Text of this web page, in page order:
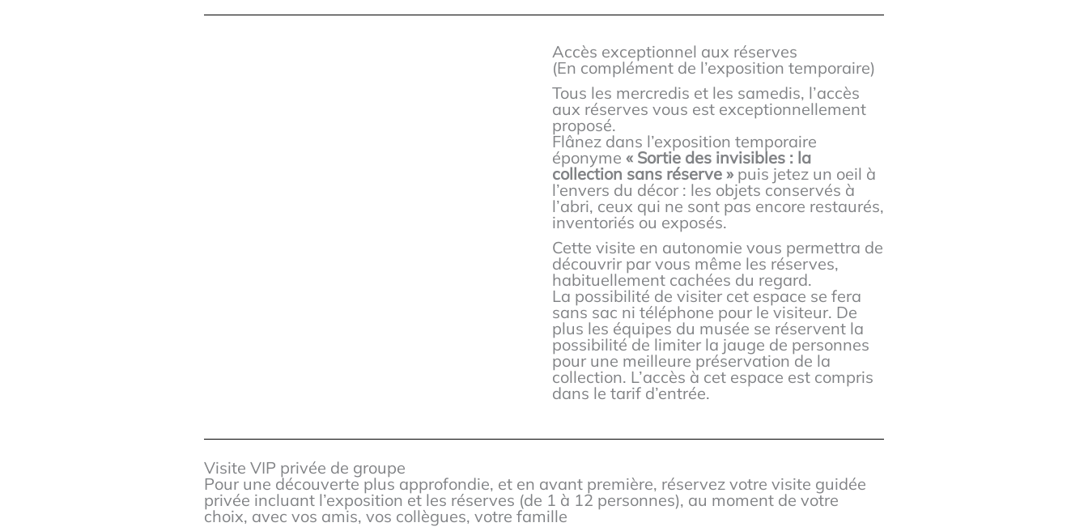
Accès exceptionnel aux réserves
(En complément de l’exposition temporaire)
Tous les mercredis et les samedis, l’accès
aux réserves vous est exceptionnellement
proposé.
Flânez dans l’exposition temporaire
éponyme « Sortie des invisibles : la
collection sans réserve » puis jetez un oeil à
l’envers du décor : les objets conservés à
l’abri, ceux qui ne sont pas encore restaurés,
inventoriés ou exposés.
Cette visite en autonomie vous permettra de
découvrir par vous même les réserves,
habituellement cachées du regard.
La possibilité de visiter cet espace se fera
sans sac ni téléphone pour le visiteur. De
plus les équipes du musée se réservent la
possibilité de limiter la jauge de personnes
pour une meilleure préservation de la
collection. L’accès à cet espace est compris
dans le tarif d’entrée.
Visite VIP privée de groupe
Pour une découverte plus approfondie, et en avant première, réservez votre visite guidée
privée incluant l’exposition et les réserves (de 1 à 12 personnes), au moment de votre
choix, avec vos amis, vos collègues, votre famille